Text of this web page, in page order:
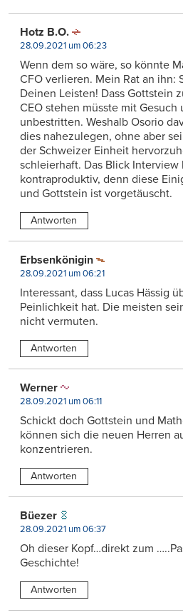
Hotz B.O.
28.09.2021 um 06:23
Wenn dem so wäre, so könnte
CFO verlieren. Mein Rat an ihn:
Deinen Leisten! Dass Gottstein
CEO stehen müsste mit Gesuch
unbestritten. Weshalb Osorio
dies nahezulegen, ohne aber
der Schweizer Einheit
schleierhaft. Das Blick Interview
kontraproduktiv, denn diese
und Gottstein ist vorgetäuscht.
Antworten
Erbsenkönigin
28.09.2021 um 06:21
Interessant, dass Lucas Hässig
Peinlichkeit hat. Die meisten
nicht vermuten.
Antworten
Werner
28.09.2021 um 06:11
Schickt doch Gottstein und
können sich die neuen Herren
konzentrieren.
Antworten
Büezer
28.09.2021 um 06:37
Oh dieser Kopf…direkt zum
Geschichte!
Antworten